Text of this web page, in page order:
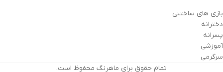
بازی های ساختنی
دخترانه
پسرانه
آموزشی
سرگرمی
تمام حقوق برای ماهرنگ محفوظ است.